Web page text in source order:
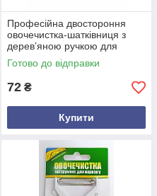
Професійна двостороння
овочечистка-шатківниця з
дерев’яною ручкою для
овочів та фруктів
Готово до відправки
72 ₴
Купити